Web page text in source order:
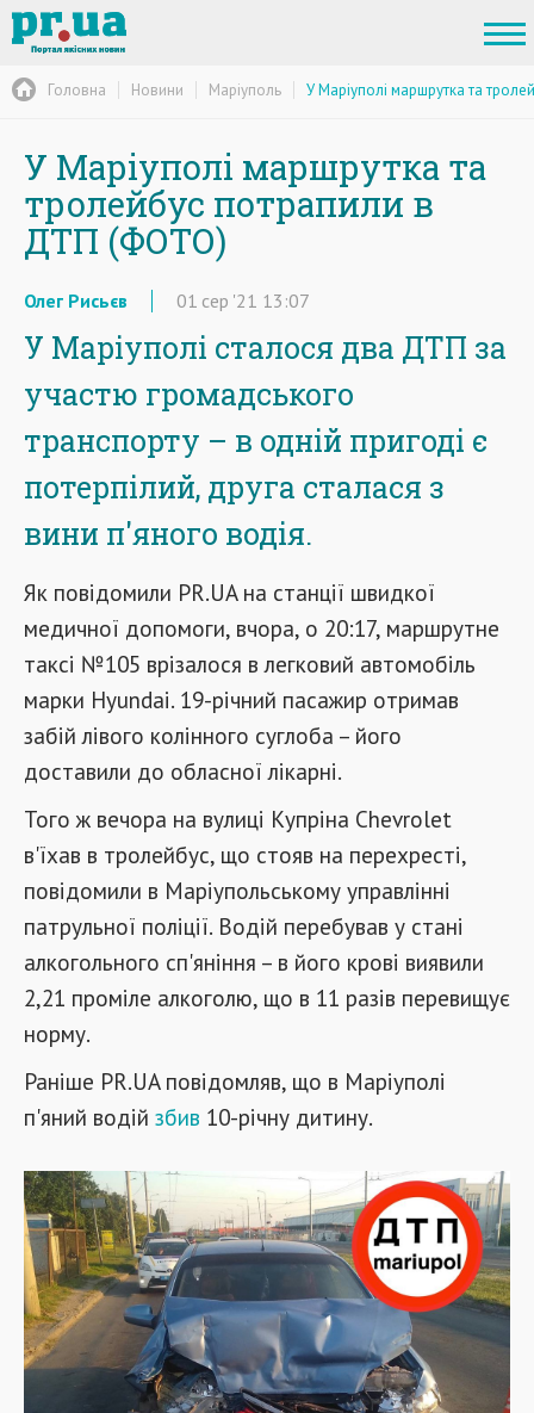
Головна Новини Маріуполь У Маріуполі маршрутка та
У Маріуполі маршрутка та
тролейбус потрапили в
ДТП (ФОТО)
Олег Рисьєв 01 сер '21 13:07
У Маріуполі сталося два ДТП за
участю громадського
транспорту – в одній пригоді є
потерпілий, друга сталася з
вини п'яного водія.
Як повідомили PR.UA на станції швидкої
медичної допомоги, вчора, о 20:17, маршрутне
таксі №105 врізалося в легковий автомобіль
марки Hyundai. 19-річний пасажир отримав
забій лівого колінного суглоба – його
доставили до обласної лікарні.
Того ж вечора на вулиці Купріна Chevrolet
в'їхав в тролейбус, що стояв на перехресті,
повідомили в Маріупольському управлінні
патрульної поліції. Водій перебував у стані
алкогольного сп'яніння – в його крові виявили
2,21 проміле алкоголю, що в 11 разів перевищує
норму.
Раніше PR.UA повідомляв, що в Маріуполі
п'яний водій збив 10-річну дитину.